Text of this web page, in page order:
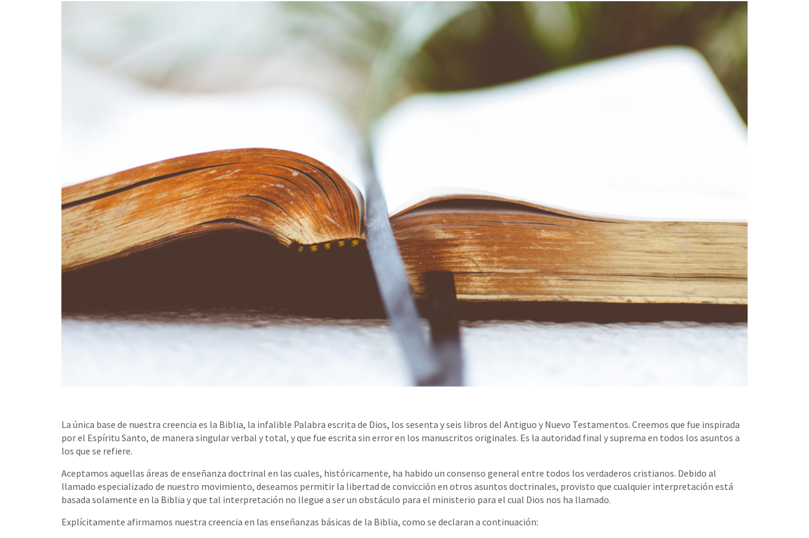
La única base de nuestra creencia es la Biblia, la infalible Palabra escrita de Dios, los sesenta y seis libros del Antiguo y Nuevo Testamentos. Creemos que fue inspirada
por el Espíritu Santo, de manera singular verbal y total, y que fue escrita sin error en los manuscritos originales. Es la autoridad final y suprema en todos los asuntos a
los que se refiere.
Aceptamos aquellas áreas de enseñanza doctrinal en las cuales, históricamente, ha habido un consenso general entre todos los verdaderos cristianos. Debido al
llamado especializado de nuestro movimiento, deseamos permitir la libertad de convicción en otros asuntos doctrinales, provisto que cualquier interpretación está
basada solamente en la Biblia y que tal interpretación no llegue a ser un obstáculo para el ministerio para el cual Dios nos ha llamado.
Explícitamente afirmamos nuestra creencia en las enseñanzas básicas de la Biblia, como se declaran a continuación: